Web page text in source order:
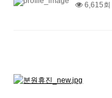
6,615회